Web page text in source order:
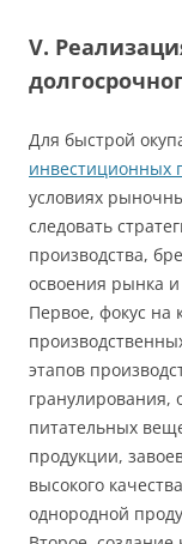
V.
Для быстрой
инвестиционных
условиях
следовать
производства,
освоения рынка
Первое, фокус на
этапов
гранулирования,
питательных
продукции,
высокого
однородной